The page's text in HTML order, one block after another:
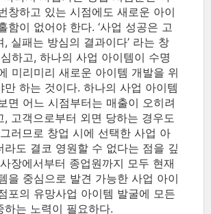
창하고 있는 시점에도 새로운 아이
함이 없어야 한다. ‘사업 성공은 고
, 실패는 방심의 결과이다’ 라는 창
하고, 하나의 사업 아이템이 수명
미리미리 새로운 아이템 개발을 위
만 하는 것이다. 하나의 사업 아이템
면 어느 시점부터는 매출이 오히려
, 고객으로부터 외면 당하는 경우도
러므로 창업 시에 선택한 사업 아
라도 결코 영원할 수 없다는 점을 깊
장에서부터 종업원까지 모두 현재
을 중심으로 발견 가능한 사업 아이
포의 유망사업 아이템 발굴에 모든
하는 노력이 필요하다.